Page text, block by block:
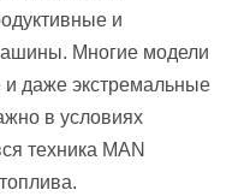
и
Многие модели
и даже экстремальные
в условиях
техника MAN